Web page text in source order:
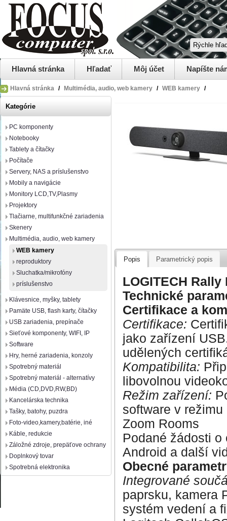
Hlavná stránka Hľadať Môj účet Napíšte
Hlavná stránka / Multimédia, audio, web kamery / WEB kamery /
Kategórie
PC komponenty
Notebooky
Tablety a čítačky
Počítače
Servery, NAS a príslušenstvo
Mobily a navigácie
Monitory LCD,TV,Plasmy
Projektory
Tlačiarne, multifunkčné zariadenia
Skenery
Multimédia, audio, web kamery
WEB kamery
reproduktory
Sluchatka/mikrofóny
príslušenstvo
Klávesnice, myšky, tablety
Pamäte USB, flash karty, čítačky
USB zariadenia, prepínače
Sieťové komponenty, WIFI, IP
Software
Hry, herné zariadenia, konzoly
Spotrebný materiál
Spotrebný materiál - alternatívy
Média (CD,DVD,RW,BD)
Kancelárska technika
Tašky, batohy, puzdra
Foto-video,kamery,batérie, iné
Káble, redukcie
Záložné zdroje, prepäťove ochrany
Doplnkový tovar
Spotrebná elektronika
Popis Parametrický popis
LOGITECH Rally
Technické
Certifikace a
Certifikace:
jako zařízení
udělených
Kompatibilita:
libovolnou
Režim zařízení:
software v
Zoom Rooms
Podané žádosti o
Android a další
Obecné
Integrované
paprsku, kamera
systém vedení a